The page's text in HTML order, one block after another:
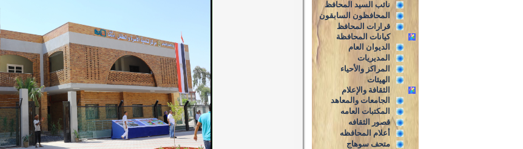
نائب السيد المحافظ
المحافظون السابقون
قرارات المحافظ
كيانات المحافظة
الديوان العام
المديريات
المراكز والأحياء
الهيئات
الثقافة والإعلام
الجامعات والمعاهد
المكتبات العامه
قصور الثقافه
أعلام المحافظه
متحف سوهاج